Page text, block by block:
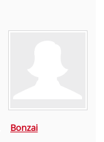
Bonzai